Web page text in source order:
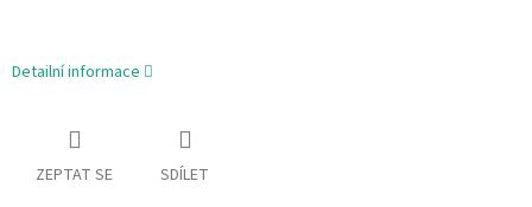
Detailní informace
ZEPTAT SE SDÍLET